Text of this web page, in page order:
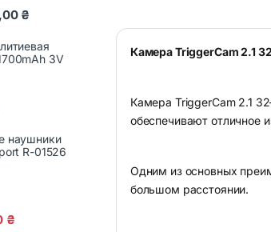
Камера TriggerCam 2.1
Камера TriggerCam 2.1
обеспечивают отличное
Одним из основных
большом расстоянии.
₴
3V
наушники
R-01526
₴